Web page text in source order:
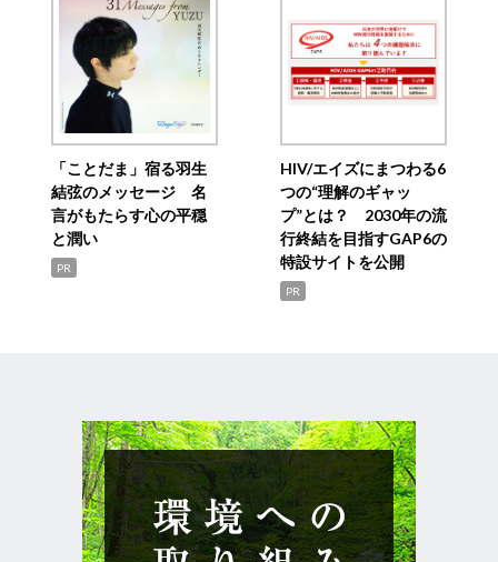
「ことだま」宿る羽生
結弦のメッセージ 名
言がもたらす心の平穏
と潤い
PR
HIV/エイズにまつわる6
つの“理解のギャッ
プ”とは？ 2030年の流
行終結を目指すGAP6の
特設サイトを公開
PR